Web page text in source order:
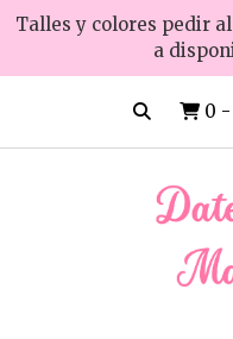
Talles y colores pedir al
a
0 -